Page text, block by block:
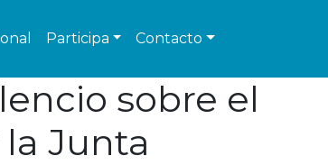
Participa Contacto
sobre el
Junta